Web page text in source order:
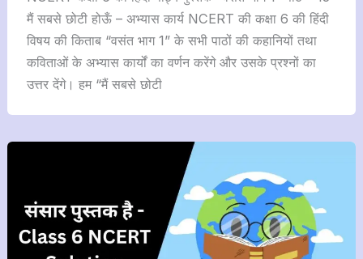
मैं सबसे छोटी होऊँ – अभ्यास कार्य NCERT की कक्षा 6 की हिंदी
विषय की किताब “वसंत भाग 1” के सभी पाठों की कहानियों तथा
कविताओं के अभ्यास कार्यों का वर्णन करेंगे और उसके प्रश्नों का
उत्तर देंगे। हम “मैं सबसे छोटी